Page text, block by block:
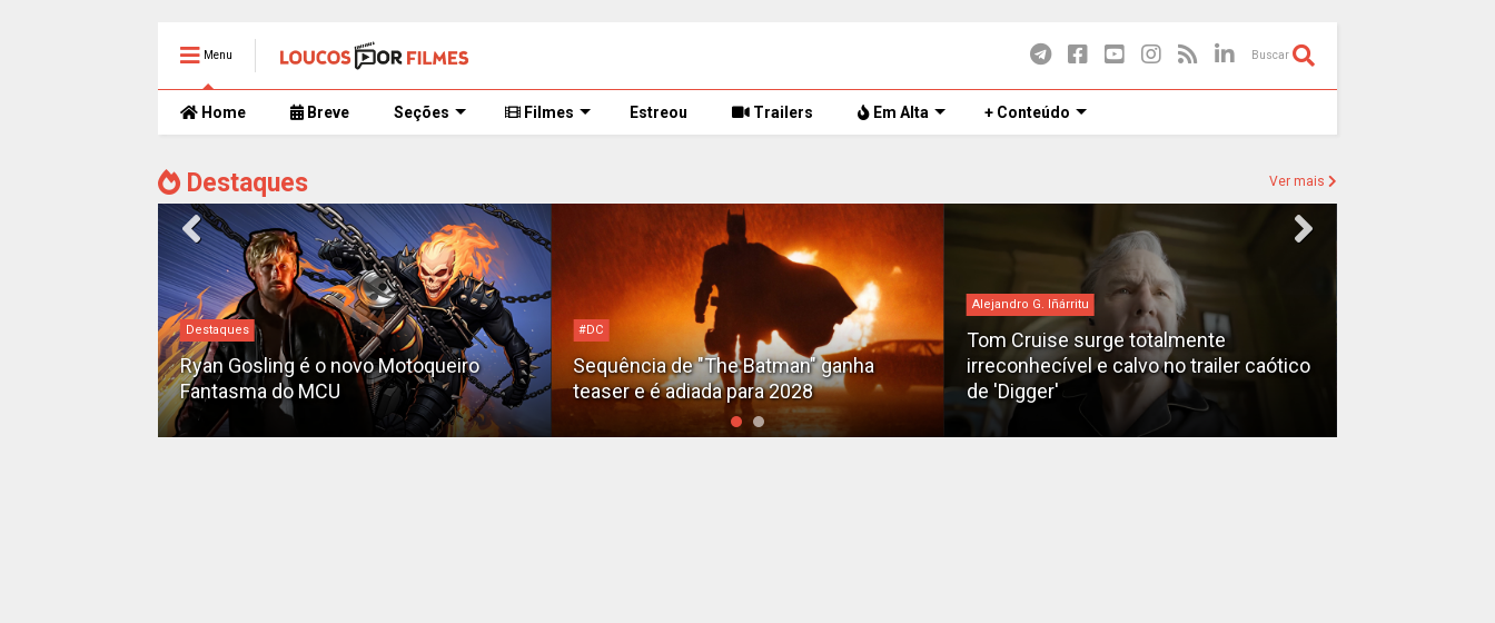
Menu Buscar
Home Breve Seções Filmes Estreou Trailers Em Alta + Conteúdo
Destaques Ver mais
Destaques
Ryan Gosling é o novo Motoqueiro
Fantasma do MCU
#DC
Sequência de "The Batman" ganha
teaser e é adiada para 2028
Alejandro G. Iñárritu
Tom Cruise surge totalmente
irreconhecível e calvo no trailer caótico
de 'Digger'